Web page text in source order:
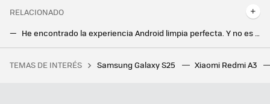
RELACIONADO
He encontrado la experiencia Android limpia perfecta. Y no es con un Google Pixel
Honor Magic7 Lite: el nuevo gama media de Honor tiene una brutal batería de 6.600 mAh y es resistente a caídas y temperaturas extremas
11 años después del veto europeo a Rusia, un antiguo fabricante de chips sufre las consecuencias: 36 meses de cárcel
TEMAS DE INTERÉS Samsung Galaxy S25 Xiaomi Redmi A3